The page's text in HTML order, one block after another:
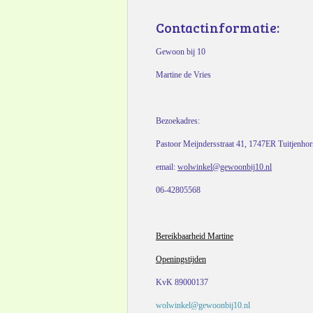
Contactinformatie:
Gewoon bij 10
Martine de Vries
Bezoekadres:
Pastoor Meijndersstraat 41, 1747ER
email: wolwinkel@gewoonbij10.nl
06-42805568
Bereikbaarheid Martine
Openingstijden
KvK 89000137
wolwinkel@gewoonbij10.nl